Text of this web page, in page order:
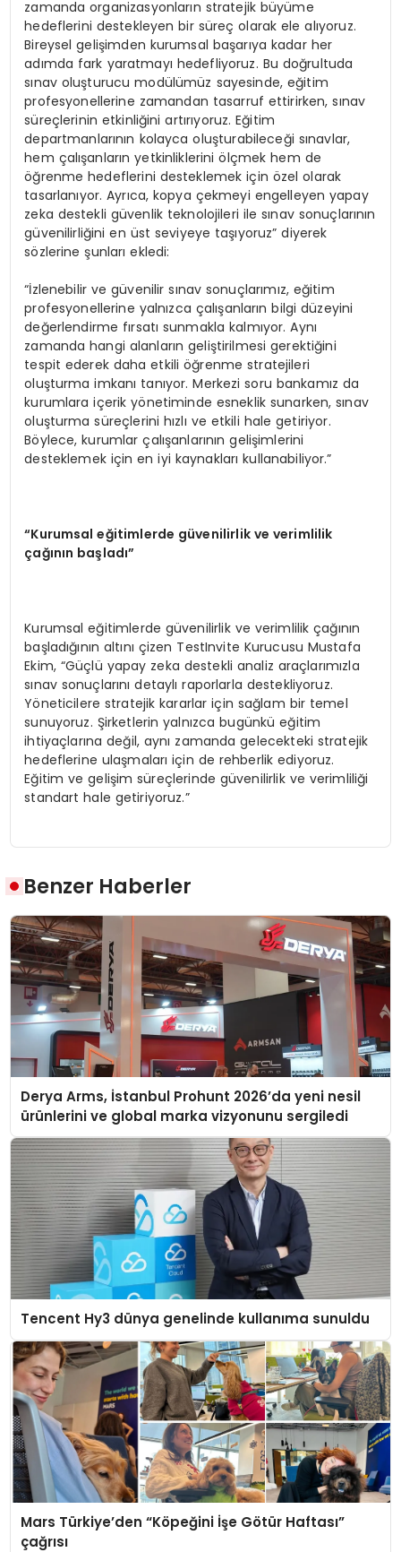
zamanda organizasyonların stratejik büyüme
hedeflerini destekleyen bir süreç olarak ele alıyoruz.
Bireysel gelişimden kurumsal başarıya kadar her
adımda fark yaratmayı hedefliyoruz. Bu doğrultuda
sınav oluşturucu modülümüz sayesinde, eğitim
profesyonellerine zamandan tasarruf ettirirken, sınav
süreçlerinin etkinliğini artırıyoruz. Eğitim
departmanlarının kolayca oluşturabileceği sınavlar,
hem çalışanların yetkinliklerini ölçmek hem de
öğrenme hedeflerini desteklemek için özel olarak
tasarlanıyor. Ayrıca, kopya çekmeyi engelleyen yapay
zeka destekli güvenlik teknolojileri ile sınav sonuçlarının
güvenilirliğini en üst seviyeye taşıyoruz” diyerek
sözlerine şunları ekledi:
“İzlenebilir ve güvenilir sınav sonuçlarımız, eğitim
profesyonellerine yalnızca çalışanların bilgi düzeyini
değerlendirme fırsatı sunmakla kalmıyor. Aynı
zamanda hangi alanların geliştirilmesi gerektiğini
tespit ederek daha etkili öğrenme stratejileri
oluşturma imkanı tanıyor. Merkezi soru bankamız da
kurumlara içerik yönetiminde esneklik sunarken, sınav
oluşturma süreçlerini hızlı ve etkili hale getiriyor.
Böylece, kurumlar çalışanlarının gelişimlerini
desteklemek için en iyi kaynakları kullanabiliyor.”
“Kurumsal eğitimlerde güvenilirlik ve verimlilik
çağının başladı”
Kurumsal eğitimlerde güvenilirlik ve verimlilik çağının
başladığının altını çizen TestInvite Kurucusu Mustafa
Ekim, “Güçlü yapay zeka destekli analiz araçlarımızla
sınav sonuçlarını detaylı raporlarla destekliyoruz.
Yöneticilere stratejik kararlar için sağlam bir temel
sunuyoruz. Şirketlerin yalnızca bugünkü eğitim
ihtiyaçlarına değil, aynı zamanda gelecekteki stratejik
hedeflerine ulaşmaları için de rehberlik ediyoruz.
Eğitim ve gelişim süreçlerinde güvenilirlik ve verimliliği
standart hale getiriyoruz.”
Benzer Haberler
Derya Arms, İstanbul Prohunt 2026’da yeni nesil
ürünlerini ve global marka vizyonunu sergiledi
Tencent Hy3 dünya genelinde kullanıma sunuldu
Mars Türkiye’den “Köpeğini İşe Götür Haftası”
çağrısı